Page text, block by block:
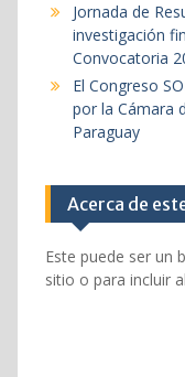
Jornada de
investigación
Convocatoria
El Congreso
por la Cámara
Paraguay
Acerca de
Este puede ser un
sitio o para incluir